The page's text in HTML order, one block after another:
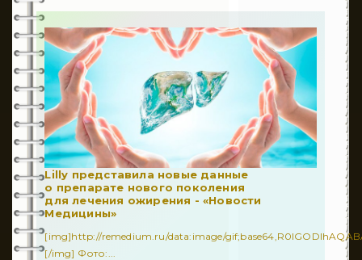
Lilly представила новые данные
о препарате нового поколения
для лечения ожирения - «Новости
Медицины»
[img]http://remedium.ru/dаta:image/
[/img] Фото:...